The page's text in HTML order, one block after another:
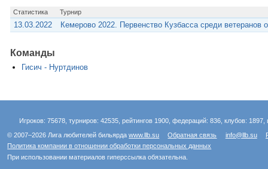
Статистика Турнир
13.03.2022 Кемерово 2022. Первенство Кузбасса среди ветеранов
Команды
Гисич - Нуртдинов
Игроков: 75678, турниров: 42535, рейтингов 1900, федераций: 836, клубов:
© 2007–2026 Лига любителей бильярдаwww.llb.su Обратная связь info@llb.su
Политика компании в отношении обработки персональных данных
При использовании материалов гиперссылка обязательна.